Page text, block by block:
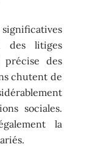
des litiges
précise des
chutent de
sociales.
la